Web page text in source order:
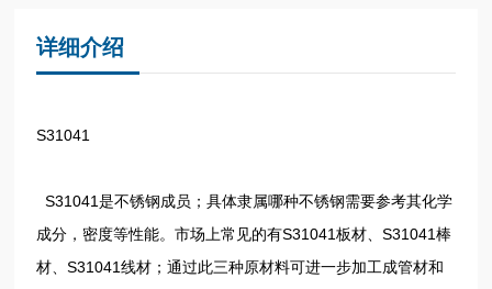
详细介绍
S31041
S31041是不锈钢成员；具体隶属哪种不锈钢需要参考其化学
成分，密度等性能。市场上常见的有S31041板材、S31041棒
材、S31041线材；通过此三种原材料可进一步加工成管材和